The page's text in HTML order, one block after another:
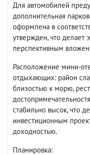
Для автомобилей
дополнительная
оформлена в
утвержден, что делает
перспективным
Расположение мини-
отдыхающих: район
близостью к морю,
стабильно высок, что
инвестиционным
доходностью.
Планировка: